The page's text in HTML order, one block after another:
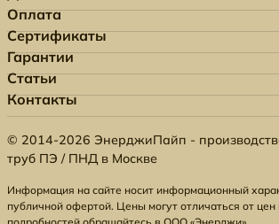
Оплата
Сертификаты
Гарантии
Статьи
Контакты
© 2014-2026 ЭнерджиПайп -
труб ПЭ / ПНД в Москве
Информация на сайте носит информационный
публичной офертой. Цены могут отличаться от